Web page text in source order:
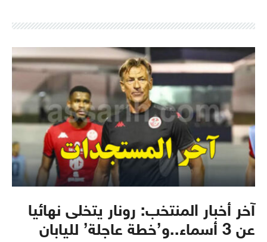
آخر أخبار المنتخب: رونار يتخلى نهائيا
عن 3 أسماء..و’خطة عاجلة’ لليابان